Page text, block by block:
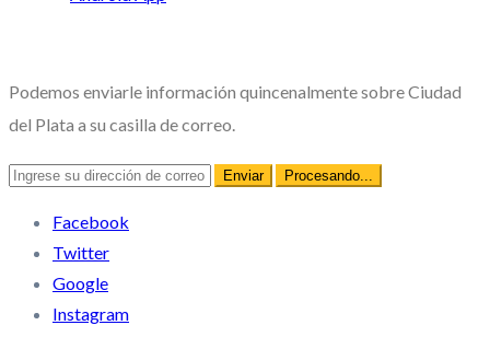
Podemos enviarle información quincenalmente sobre Ciudad
del Plata a su casilla de correo.
Facebook
Twitter
Google
Instagram